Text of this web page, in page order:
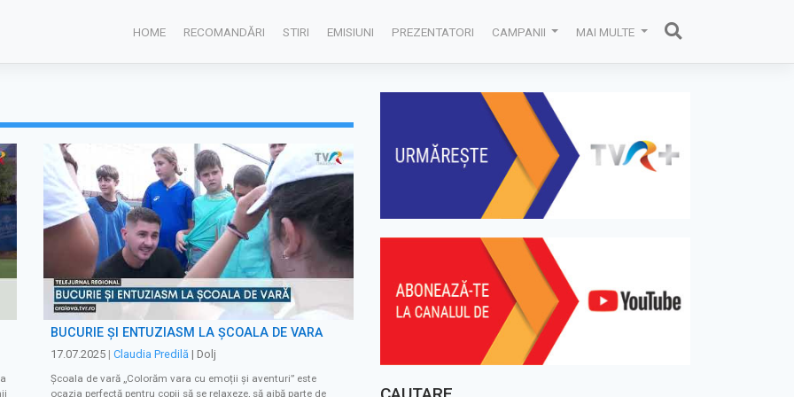
HOME RECOMANDĂRI STIRI EMISIUNI PREZENTATORI CAMPANII MAI MULTE
BUCURIE ȘI ENTUZIASM LA ȘCOALA DE VARĂ
17.07.2025 | Claudia Predilă | Dolj
Școala de vară „Colorăm vara cu emoții și aventuri” este
ocazia perfectă pentru copii să se relaxeze, să aibă parte de